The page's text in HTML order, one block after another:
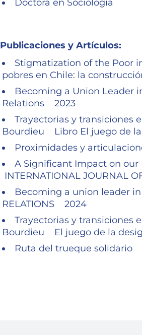
Doctora en Sociología
Publicaciones y Artículos:
Stigmatization of the Poor
pobres en Chile: la
Becoming a Union Leader
Relations 2023
Trayectorias y transiciones
Bourdieu Libro El juego de
Proximidades y
A Significant Impact on our
INTERNATIONAL JOURNAL
Becoming a union leader
RELATIONS 2024
Trayectorias y transiciones
Bourdieu El juego de la
Ruta del trueque